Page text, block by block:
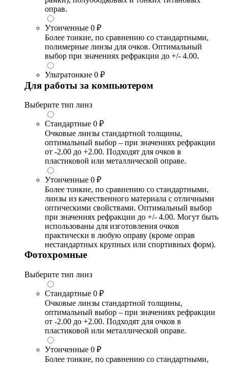
оправ.
Утонченные 0 ₽
Более тонкие, по сравнению со стандартными,
полимерные линзы для очков. Оптимальный
выбор при значениях рефракции до +/- 4.00.
Ультратонкие 0 ₽
Для работы за компьютером
Выберите тип линз
Стандартные 0 ₽
Очковые линзы стандартной толщины,
оптимальный выбор – при значениях рефракции
от -2.00 до +2.00. Подходят для очков в
пластиковой или металлической оправе.
Утонченные 0 ₽
Более тонкие, по сравнению со стандартными,
линзы из качественного материала с отличными
оптическими свойствами. Оптимальный выбор
при значениях рефракции до +/- 4.00. Могут быть
использованы для изготовления очков
практически в любую оправу (кроме оправ
нестандартных крупных или спортивных форм).
Фотохромные
Выберите тип линз
Стандартные 0 ₽
Очковые линзы стандартной толщины,
оптимальный выбор – при значениях рефракции
от -2.00 до +2.00. Подходят для очков в
пластиковой или металлической оправе.
Утонченные 0 ₽
Более тонкие, по сравнению со стандартными,